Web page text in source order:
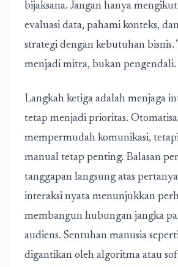
bijaksana. Jangan hanya
evaluasi data, pahami konteks,
strategi dengan kebutuhan bisnis.
menjadi mitra, bukan pengendali.
Langkah ketiga adalah menjaga
tetap menjadi prioritas.
mempermudah komunikasi,
manual tetap penting. Balasan
tanggapan langsung atas
interaksi nyata menunjukkan
membangun hubungan jangka
audiens. Sentuhan manusia
digantikan oleh algoritma atau